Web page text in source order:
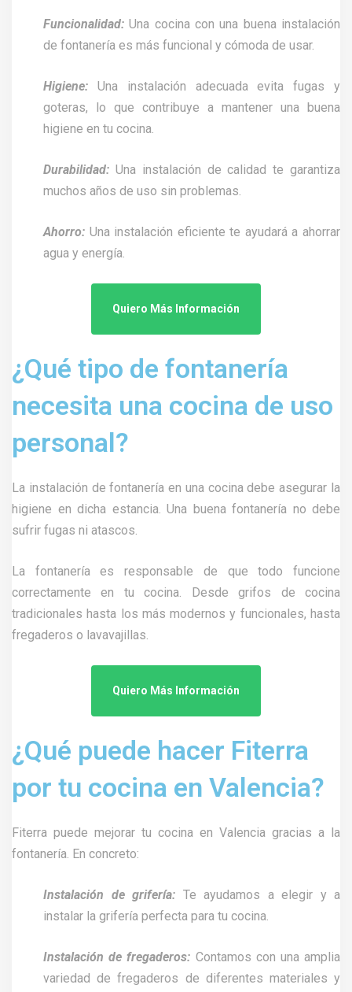
Funcionalidad:Una cocina con una buena instalación
de fontanería es más funcional y cómoda de usar.
Higiene: Una instalación adecuada evita fugas y
goteras, lo que contribuye a mantener una buena
higiene en tu cocina.
Durabilidad: Una instalación de calidad te garantiza
muchos años de uso sin problemas.
Ahorro: Una instalación eficiente te ayudará a ahorrar
agua y energía.
Quiero Más Información
¿Qué tipo de fontanería
necesita una cocina de uso
personal?
La instalación de fontanería en una cocina debe asegurar la
higiene en dicha estancia. Una buena fontanería no debe
sufrir fugas ni atascos.
La fontanería es responsable de que todo funcione
correctamente en tu cocina. Desde grifos de cocina
tradicionales hasta los más modernos y funcionales, hasta
fregaderos o lavavajillas.
Quiero Más Información
¿Qué puede hacer Fiterra
por tu cocina en Valencia?
Fiterra puede mejorar tu cocina en Valencia gracias a la
fontanería. En concreto:
Instalación de grifería: Te ayudamos a elegir y a
instalar la grifería perfecta para tu cocina.
Instalación de fregaderos: Contamos con una amplia
variedad de fregaderos de diferentes materiales y